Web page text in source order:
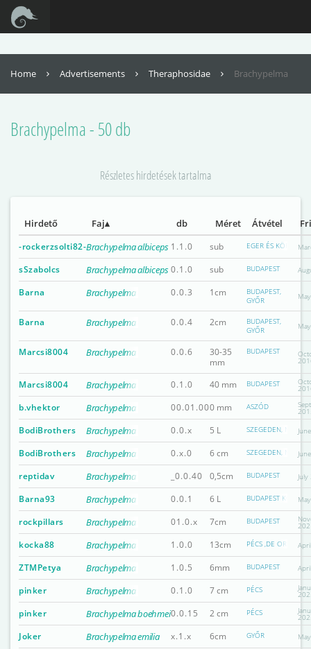
For full functionality of this site it is necessary to enable JavaScript. Here are
theinstructions how to enable JavaScript in your web browser
Home Advertisements Theraphosidae Brachypelma
Brachypelma - 50 db
Részletes hirdetések tartalma
Hirdető Faj db Méret Átvétel
-rockerzsolti82-Brachypelma albiceps 1.1.0 sub EGER ÉS
sSzabolcs Brachypelma albiceps0.1.0 sub BUDAPEST
Barna Brachypelma albopilosum
0.0.3 1cm
BUDAPEST,
GYŐR
Barna Brachypelma albopilosum
0.0.4 2cm
BUDAPEST,
GYŐR
Marcsi8004 Brachypelma albopilosum
0.0.6
30-35
mm
BUDAPEST
Marcsi8004 Brachypelma albopilosum0.1.0 40 mm BUDAPEST
b.vhektor Brachypelma albopilosum00.01.000 mm ASZÓD
BodiBrothers Brachypelma albopilosum
0.0.x 5 L SZEGEDEN, NÉHA
BodiBrothers Brachypelma albopilosum
0.x.0 6 cm SZEGEDEN, NÉHA
reptidav Brachypelma albopilosum_0.0.40 0,5cm BUDAPEST
Barna93 Brachypelma albopilosum
0.0.1 6 L BUDAPEST
rockpillars Brachypelma albopilosum01.0.x 7cm BUDAPEST
kocka88 Brachypelma albopilosum
1.0.0 13cm PÉCS ,DE
ZTMPetya Brachypelma albopilosum
1.0.5 6mm BUDAPEST
pinker Brachypelma albopilosum0.1.0 7 cm PÉCS
pinker Brachypelma boehmei0.0.15 2 cm PÉCS
Joker Brachypelma emilia x.1.x 6cm GYŐR